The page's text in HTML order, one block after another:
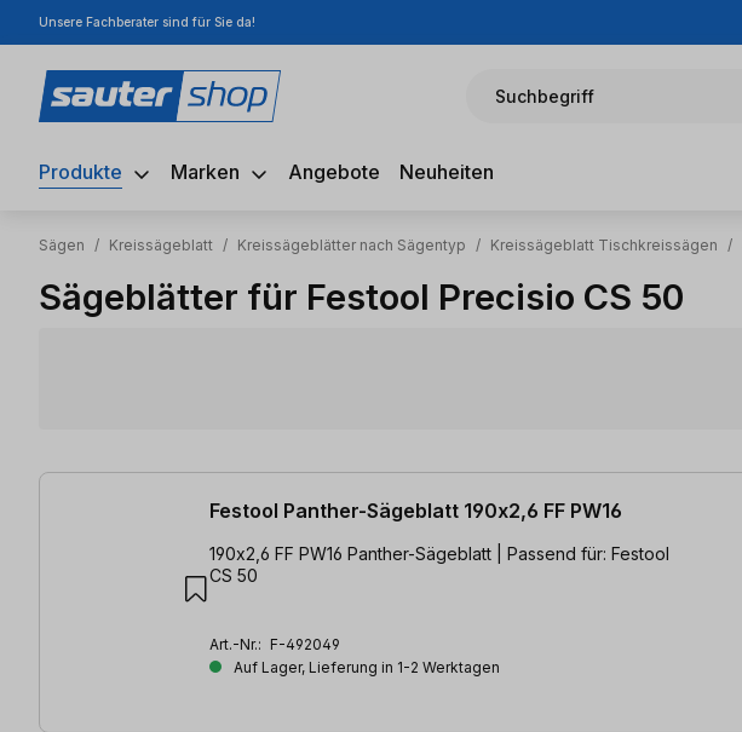
Hauptinhalt springen
Zur Suche springen
Zur Hauptnavigation springen
Unsere Fachberater sind für Sie da!
Suchbegriff
Produkte Marken Angebote Neuheiten
Sägen / Kreissägeblatt / Kreissägeblätter nach Sägentyp / Kreissägeblatt Tischkreissägen /
Sägeblätter für Festool Precisio CS 50
4 Artikel gefunden
Festool Panther-Sägeblatt 190x2,6 FF PW16
190x2,6 FF PW16 Panther-Sägeblatt | Passend für: Festool
CS 50
Art.-Nr.: F-492049
Auf Lager, Lieferung in 1-2 Werktagen